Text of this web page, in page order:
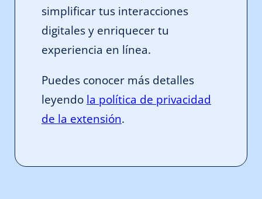
simplificar tus interacciones
digitales y enriquecer tu
experiencia en línea.
Puedes conocer más detalles
leyendo la política de privacidad
de la extensión.